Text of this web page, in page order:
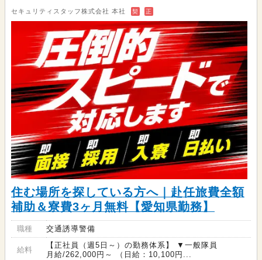
セキュリティスタッフ株式会社 本社 契 正
住む場所を探している方へ｜赴任旅費全額
補助＆寮費3ヶ月無料【愛知県勤務】
職種 交通誘導警備
給料
【正社員（週5日～）の勤務体系】 ▼一般隊員
月給/262,000円～ （日給：10,100円...